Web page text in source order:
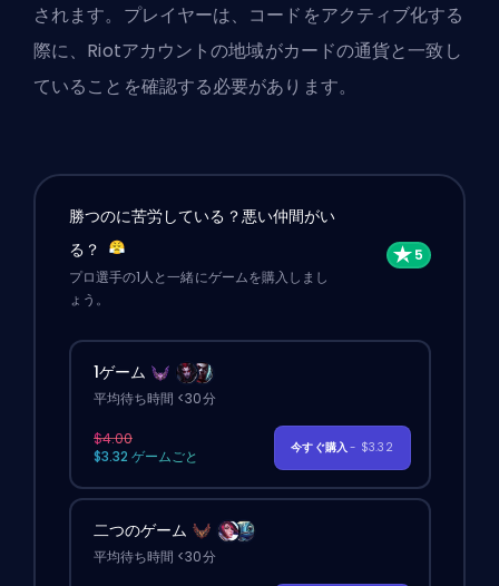
されます。プレイヤーは、コードをアクティブ化する
際に、Riotアカウントの地域がカードの通貨と一致し
ていることを確認する必要があります。
勝つのに苦労している？悪い仲間がい
る？
プロ選手の1人と一緒にゲームを購入しまし
ょう。
1ゲーム
平均待ち時間 <30分
$4.00
$3.32 ゲームごと
今すぐ購入- $3.32
二つのゲーム
平均待ち時間 <30分